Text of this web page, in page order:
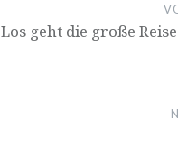
Los geht die große